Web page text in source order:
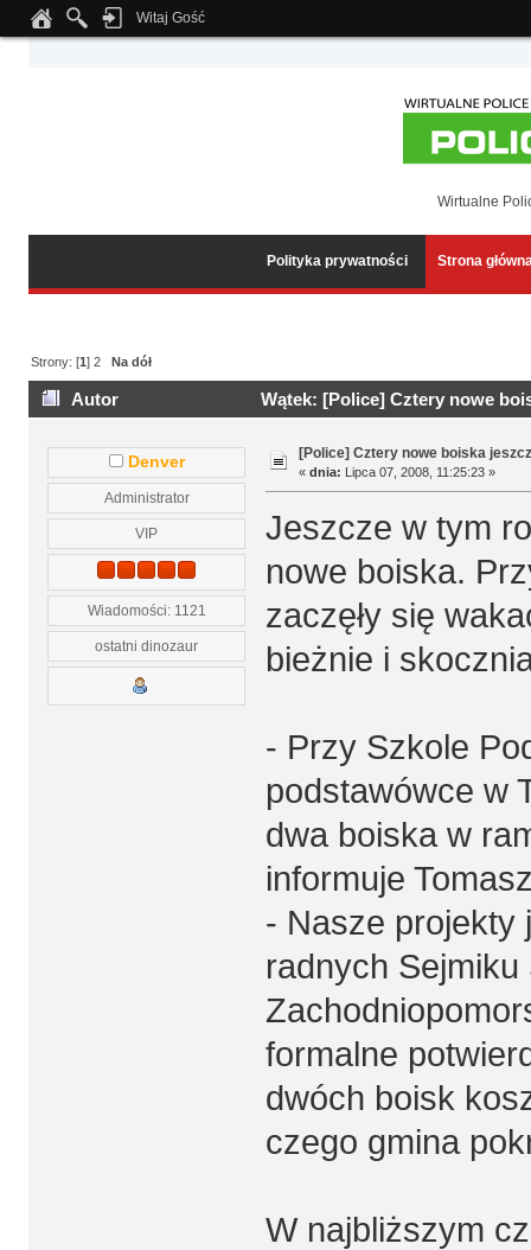
Notice: Undefined index: tapatalk_body_hook in
Witaj Gość
Wirtualne
Polityka prywatności Strona
Strony: [1]2 Na dół
Autor Wątek: [Police] Cztery nowe
Denver
Administrator
VIP
Wiadomości: 1121
ostatni dinozaur
[Police] Cztery nowe boiska
« dnia: Lipca 07, 2008, 11:25:23 »
Jeszcze w tym
nowe boiska.
zaczęły się
bieżnie i
- Przy Szkole
podstawówce w
dwa boiska w
informuje
- Nasze projekty
radnych
formalne
dwóch boisk
czego gmina
W najbliższym